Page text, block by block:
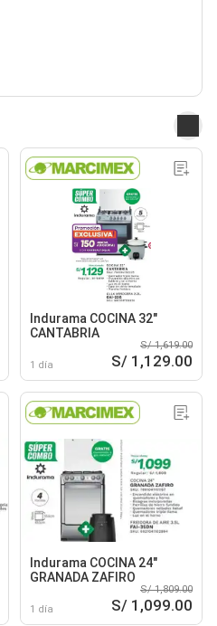
Indurama COCINA 32"
CANTABRIA
1 día
S/ 1,619.00
S/ 1,129.00
Indurama COCINA 24"
GRANADA ZAFIRO
1 día
S/ 1,809.00
S/ 1,099.00